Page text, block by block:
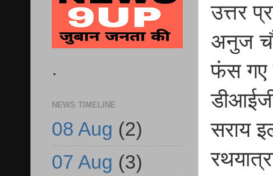
उत्तर
अनुज
फंस गए
सराय
.
NEWS TIMELINE
08 Aug (2)
07 Aug (3)